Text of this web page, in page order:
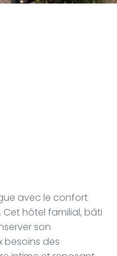
avec le confort
hôtel familial, bâti
son
des